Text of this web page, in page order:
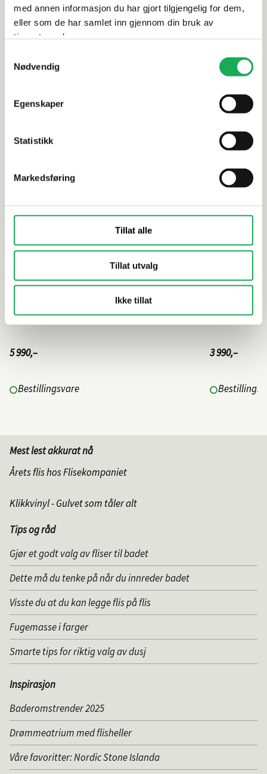
med annen informasjon du har gjort tilgjengelig for dem,
eller som de har samlet inn gjennom din bruk av
tjenestene deres.
Nødvendig
Egenskaper
Statistikk
Markedsføring
Tillat alle
Tillat utvalg
Ikke tillat
CRU, Hvit
KORSBAKKEN BAD
5 990,–
Bestillingsvare
matte
INR
3 990,–
Mest lest akkurat nå
Årets flis hos Flisekompaniet
Klikkvinyl - Gulvet som tåler alt
Tips og råd
Gjør et godt valg av fliser til badet
Dette må du tenke på når du innreder badet
Visste du at du kan legge flis på flis
Fugemasse i farger
Smarte tips for riktig valg av dusj
Inspirasjon
Baderomstrender 2025
Drømmeatrium med flisheller
Våre favoritter: Nordic Stone Islanda